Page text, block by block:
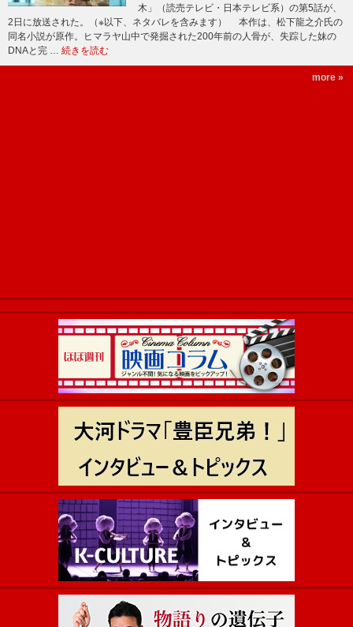
木」（読売テレビ・日本テレビ系）の第5話が、
2日に放送された。（※以下、ネタバレを含みます） 本作は、松下龍之介氏の
同名小説が原作。ヒマラヤ山中で発掘された200年前の人骨が、失踪した妹の
DNAと完 … 続きを読む
more »